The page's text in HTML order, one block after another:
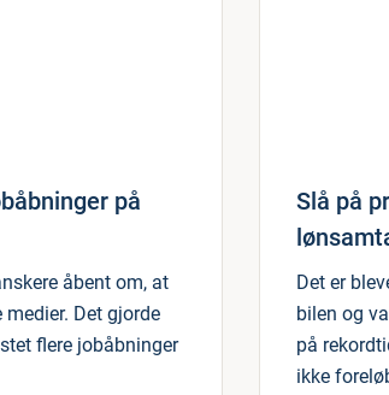
på
åbent om, at
Det gjorde
flere jobåbninger
Slå på
Det er
bilen og
på
ikke